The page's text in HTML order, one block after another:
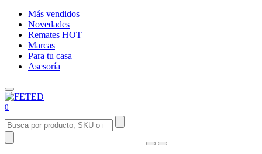
Más vendidos
Novedades
Remates HOT
Marcas
Para tu casa
Asesoría
0